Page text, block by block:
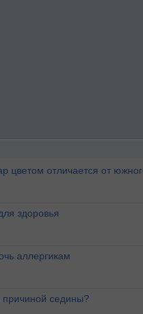
цветом отличается от
здоровья
аллергикам
причиной седины?